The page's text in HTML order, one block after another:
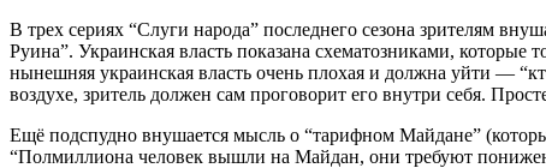
В трех сериях “Слуги народа” последнего сезона зрителям
Руина”. Украинская власть показана схематозниками,
нынешняя украинская власть очень плохая и должна уйти —
воздухе, зритель должен сам проговорит его внутри себя.
Ещё подспудно внушается мысль о “тарифном Майдане”
“Полмиллиона человек вышли на Майдан, они требуют